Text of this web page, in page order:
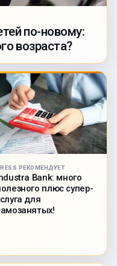
по-новому:
возраста?
РЕКОМЕНДУЕТ
Bank: много
плюс супер-
для